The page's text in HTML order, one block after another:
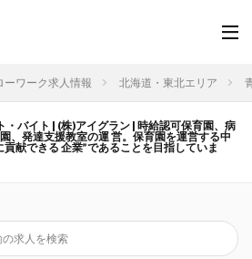
ーワーク求人情報 北海道・東北エリア
バイト | (株)アイグラン | 時給認可保育園、病
、発達支援教室の運 営。保育園を運営する中
献できる 企業”であることを目指していま